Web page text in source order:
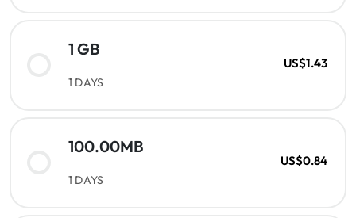
1 GB
1 DAYS
US$1.43
100.00MB
1 DAYS
US$0.84